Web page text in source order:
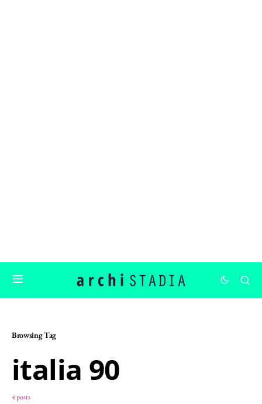
Browsing Tag
italia 90
4 posts